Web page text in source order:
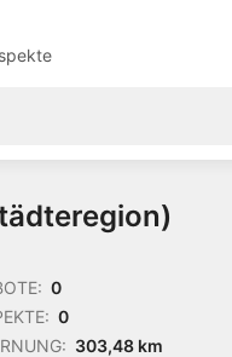
0
0
303,48 km